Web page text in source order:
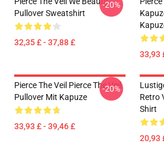
Pullover Sweatshirt
32,35 £ - 37,88 £
-20%
33,93
Pierce The Veil Pierce The Veil
Pullover Mit Kapuze
33,93 £ - 39,46 £
-20%
Retro
Shirt
20,93